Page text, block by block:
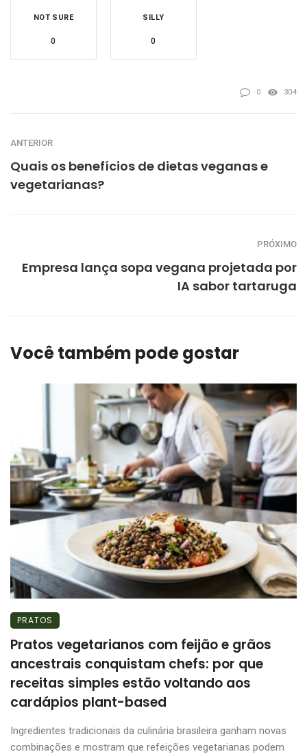
NOT SURE
0
SILLY
0
0 304
ANTERIOR
Quais os benefícios de dietas veganas e
vegetarianas?
PRÓXIMO
Empresa lança sopa vegana projetada por
IA sabor tartaruga
Você também pode gostar
PRATOS
Pratos vegetarianos com feijão e grãos
ancestrais conquistam chefs: por que
receitas simples estão voltando aos
cardápios plant-based
Ingredientes tradicionais da culinária brasileira ganham novas
combinações e mostram que refeições vegetarianas podem